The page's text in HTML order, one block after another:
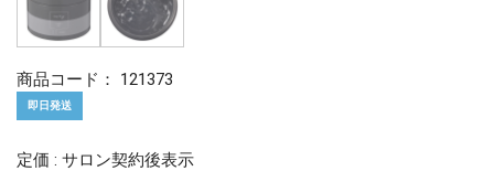
商品コード： 121373
即日発送
定価 : サロン契約後表示